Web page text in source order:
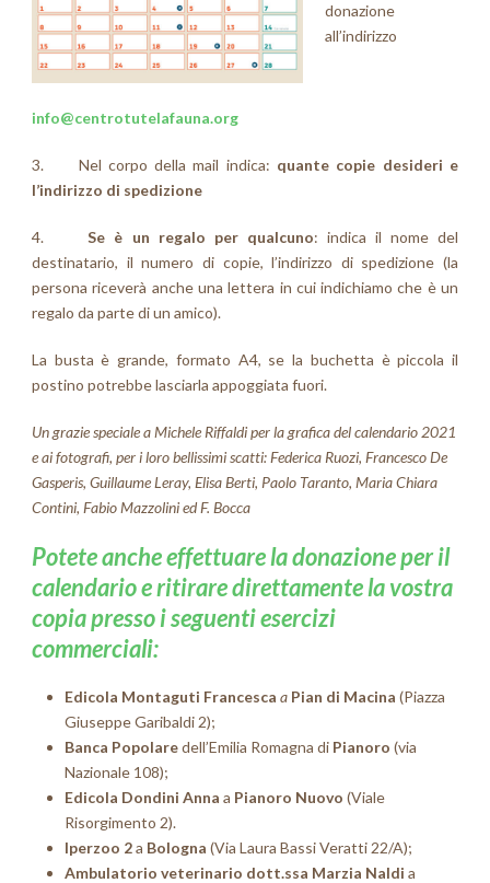
donazione
all’indirizzo
info@centrotutelafauna.org
3. Nel corpo della mail indica: quante copie desideri e
l’indirizzo di spedizione
4.Se è un regalo per qualcuno: indica il nome del
destinatario, il numero di copie, l’indirizzo di spedizione (la
persona riceverà anche una lettera in cui indichiamo che è un
regalo da parte di un amico).
La busta è grande, formato A4, se la buchetta è piccola il
postino potrebbe lasciarla appoggiata fuori.
Un grazie speciale a Michele Riffaldi per la grafica del calendario 2021
e ai fotografi, per i loro bellissimi scatti: Federica Ruozi, Francesco De
Gasperis, Guillaume Leray, Elisa Berti, Paolo Taranto, Maria Chiara
Contini, Fabio Mazzolini ed F. Bocca
Potete anche effettuare la donazione per il
calendario e ritirare direttamente la vostra
copia presso i seguenti esercizi
commerciali:
Edicola Montaguti Francesca a Pian di Macina (Piazza
Giuseppe Garibaldi 2);
Banca Popolaredell’Emilia Romagna di Pianoro (via
Nazionale 108);
Edicola Dondini Anna a Pianoro Nuovo (Viale
Risorgimento 2).
Iperzoo 2a Bologna (Via Laura Bassi Veratti 22/A);
Ambulatorio veterinario dott.ssa Marzia Naldi a